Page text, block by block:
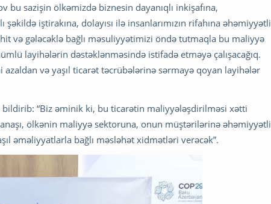
sazişin ölkəmizdə biznesin dayanıqlı inkişafına,
iştirakına, dolayısı ilə insanlarımızın rifahına əhəmiyyətli
və gələcəklə bağlı məsuliyyətimizi öndə tutmaqla bu maliyyə
layihələrin dəstəklənməsində istifadə etməyə çalışacağıq.
və yaşıl ticarət təcrübələrinə sərmayə qoyan layihələr
bildirib: “Biz əminik ki, bu ticarətin maliyyələşdirilməsi xətti
ölkənin maliyyə sektoruna, onun müştərilərinə əhəmiyyətli
əməliyyatlarla bağlı məsləhət xidmətləri verəcək”.